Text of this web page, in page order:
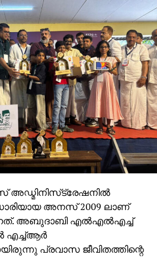
അഡ്മിനിസ്‌ട്രേഷനില്‍
അനസ് 2009 ലാണ്
അബുദാബി എല്‍എല്‍എച്ച്
എച്ച്ആര്‍
പ്രവാസ ജീവിതത്തിന്റെ